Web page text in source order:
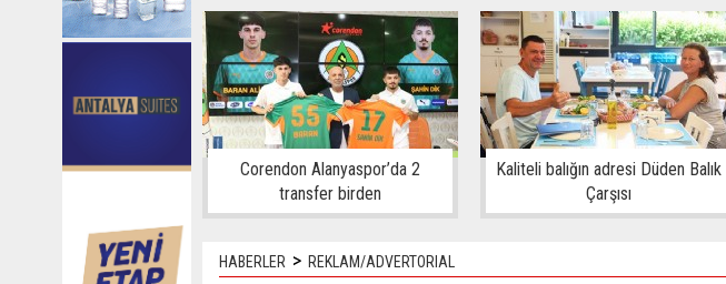
KAMPÜS SPOR GÜN'ÜN ÜRÜNÜ SAĞLIK EKONOMİ DÜNYA
Corendon Alanyaspor’da 2
transfer birden
Kaliteli balığın adresi Düden Balık
Çarşısı
HABERLER > REKLAM/ADVERTORIAL